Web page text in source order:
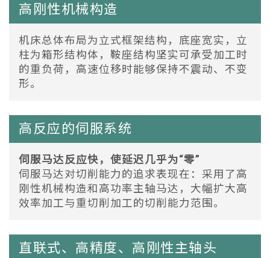
高刚性机械构造
机床总体布局为立式框架结构，底座宽实，立
柱为箱形结构体，鞍座结构坚实可承受加工时
的重负荷，高速位移时能够保持不震动、不变
形。
高反应的伺服系统
伺服马达反应快，使延迟几乎为“零”
伺服马达对切削能力的追求表现在：采用了高
刚性机械构造和高功率主轴马达，大幅扩大高
效率加工与重切削加工的切削能力范围。
直联式、高精度、高刚性主轴头